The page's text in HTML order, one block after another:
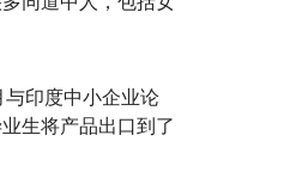
与印度中小企业论
生将产品出口到了